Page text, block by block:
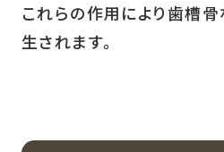
これらの作用により歯槽
生されます。